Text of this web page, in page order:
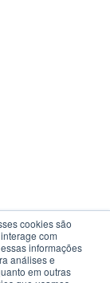
cookies são
com
informações
análises e
em outras